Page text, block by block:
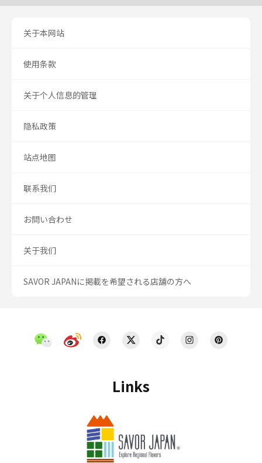
Links
关于本网站
使用条款
关于个人信息的管理
隐私政策
站点地图
联系我们
お問い合わせ
关于我们
SAVOR JAPANに掲載を希望される店舗の方へ